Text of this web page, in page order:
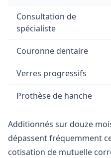
Consultation de
spécialiste
Couronne dentaire
Verres progressifs
Prothèse de hanche
Additionnés sur douze
dépassent fréquemment
cotisation de mutuelle